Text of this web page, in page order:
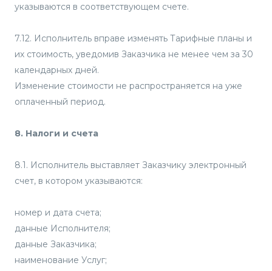
указываются в соответствующем счете.
7.12. Исполнитель вправе изменять Тарифные планы и
их стоимость, уведомив Заказчика не менее чем за 30
календарных дней.
Изменение стоимости не распространяется на уже
оплаченный период.
8. Налоги и счета
8.1. Исполнитель выставляет Заказчику электронный
счет, в котором указываются:
номер и дата счета;
данные Исполнителя;
данные Заказчика;
наименование Услуг;